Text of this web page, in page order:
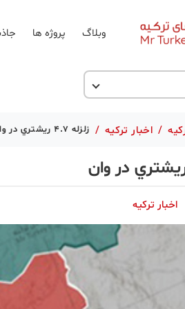
وبلاگ پروژه ها
/ اخبار ترکیه / زلزله ٤.٧ ريشتري در وان
اخبار ترکیه